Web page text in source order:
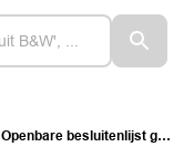
Openbare besluitenlijst gemeenteraad